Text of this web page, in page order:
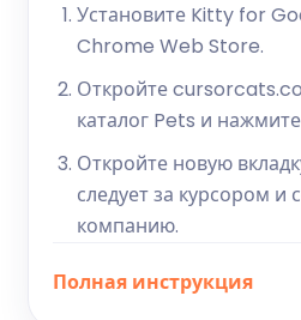
Установите Kitty for
Chrome Web Store.
Откройте
каталог Pets и
Откройте новую
следует за курсором и
компанию.
Полная инструкция